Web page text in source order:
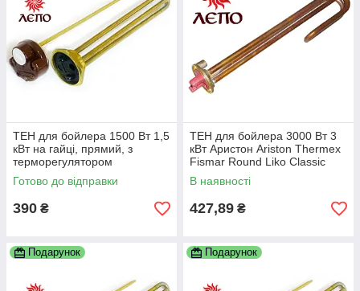
ТЕН для бойлера 1500 Вт 1,5
кВт на гайці, прямий, з
терморегулятором
Готово до відправки
390 ₴
ТЕН для бойлера 3000 Вт 3
кВт Аристон Ariston Thermex
Fismar Round Liko Classic
Alpari Реал DeLuxe та ін.
В наявності
427,89 ₴
Подарунок Подарунок